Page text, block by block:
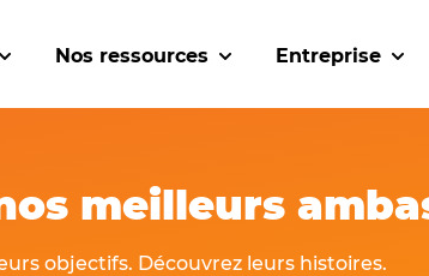
Nos solutions
Show submenu for Nos offres
Nos ressources
Show submenu for
Entreprise
meilleurs
objectifs. Découvrez leurs histoires.